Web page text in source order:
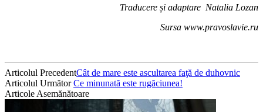
Traducere și adaptare Natalia Lozan
Sursa www.pravoslavie.ru
Articolul PrecedentCât de mare este ascultarea faţă de duhovnic
Articolul UrmătorCe minunată este rugăciunea!
Articole Asemănătoare